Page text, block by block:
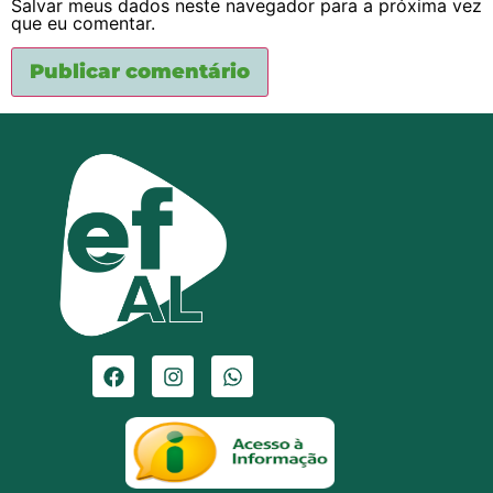
Salvar meus dados neste navegador para a próxima vez
que eu comentar.